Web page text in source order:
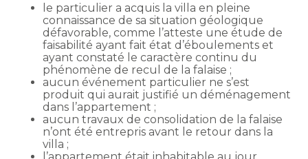
le particulier a acquis la villa en pleine
connaissance de sa situation géologique
défavorable, comme l’atteste une étude de
faisabilité ayant fait état d’éboulements et
ayant constaté le caractère continu du
phénomène de recul de la falaise ;
aucun événement particulier ne s’est
produit qui aurait justifié un déménagement
dans l’appartement ;
aucun travaux de consolidation de la falaise
n’ont été entrepris avant le retour dans la
villa ;
l’appartement était inhabitable au jour